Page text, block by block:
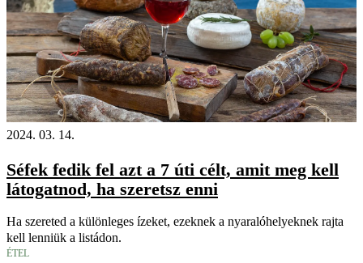
2024. 03. 14.
Séfek fedik fel azt a 7 úti célt, amit meg kell
látogatnod, ha szeretsz enni
Ha szereted a különleges ízeket, ezeknek a nyaralóhelyeknek rajta
kell lenniük a listádon.
ÉTEL